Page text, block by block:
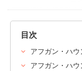
目次
アフガン・ハ
アフガン・ハ